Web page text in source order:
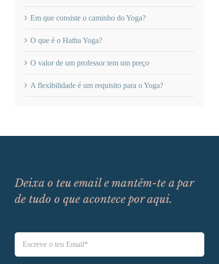
Em que consiste o caminho do Yoga?
O que é o Hatha Yoga?
O valor de um professor tem um preço
A flexibilidade é um requisito para o Yoga?
Deixa o teu email e mantêm-te a par
de tudo o que acontece por aqui.